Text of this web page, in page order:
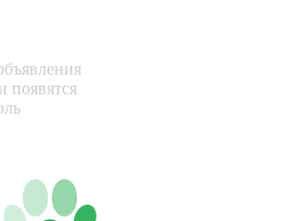
появятся